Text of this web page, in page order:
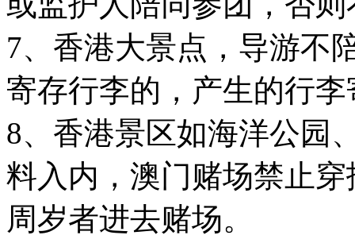
7、香港大景点，导游不
寄存行李的，产生的行
8、香港景区如海洋公园
料入内，澳门赌场禁止
周岁者进去赌场。